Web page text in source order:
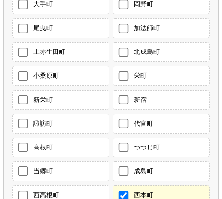
大手町 岡野町
尾曳町 加法師町
上赤生田町 北成島町
小桑原町 栄町
新栄町 新宿
諏訪町 代官町
高根町 つつじ町
当郷町 成島町
西高根町 西本町